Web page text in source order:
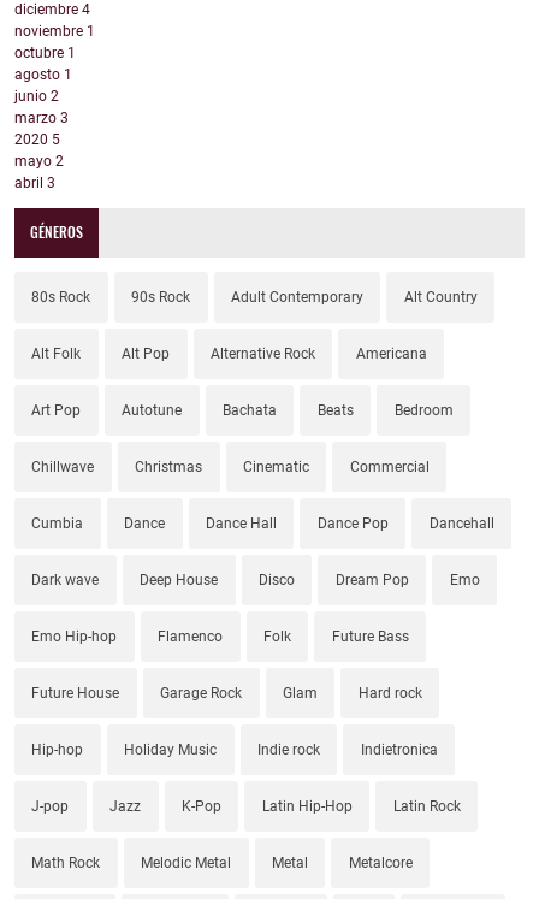
diciembre 4
noviembre 1
octubre 1
agosto 1
junio 2
marzo 3
2020 5
mayo 2
abril 3
GÉNEROS
80s Rock 90s Rock Adult Contemporary Alt Country
Alt Folk Alt Pop Alternative Rock Americana
Art Pop Autotune Bachata Beats Bedroom
Chillwave Christmas Cinematic Commercial
Cumbia Dance Dance Hall Dance Pop Dancehall
Dark wave Deep House Disco Dream Pop Emo
Emo Hip-hop Flamenco Folk Future Bass
Future House Garage Rock Glam Hard rock
Hip-hop Holiday Music Indie rock Indietronica
J-pop Jazz K-Pop Latin Hip-Hop Latin Rock
Math Rock Melodic Metal Metal Metalcore